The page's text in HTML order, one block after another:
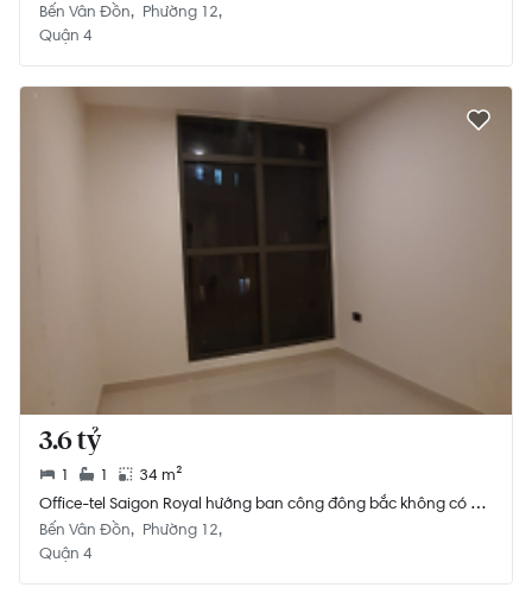
Bến Vân Đồn
Phường 12
Quận 4
3.6 tỷ
1 1
34 m²
Office-tel Saigon Royal hướng ban công đông bắc không có nội
thất diện tích 34m²
Bến Vân Đồn
Phường 12
Quận 4